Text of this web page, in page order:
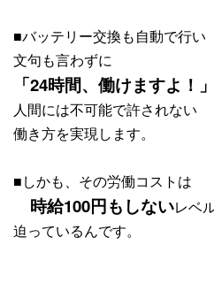
■バッテリー交換も自動で行い
文句も言わずに
「24時間、働けますよ！」
人間には不可能で許されない
働き方を実現します。
■しかも、その労働コストは
時給100円もしないレベ
迫っているんです。